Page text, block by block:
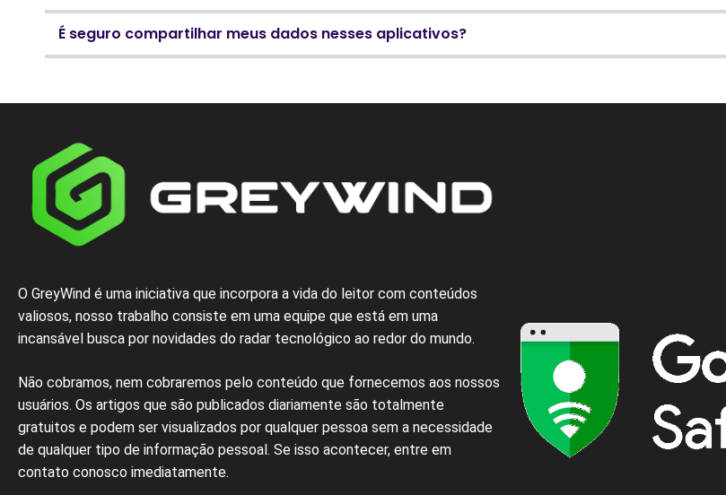
É seguro compartilhar meus dados nesses aplicativos?
O GreyWind é uma iniciativa que incorpora a vida do leitor com conteúdos
valiosos, nosso trabalho consiste em uma equipe que está em uma
incansável busca por novidades do radar tecnológico ao redor do mundo.
Não cobramos, nem cobraremos pelo conteúdo que fornecemos aos nossos
usuários. Os artigos que são publicados diariamente são totalmente
gratuitos e podem ser visualizados por qualquer pessoa sem a necessidade
de qualquer tipo de informação pessoal. Se isso acontecer, entre em
contato conosco imediatamente.